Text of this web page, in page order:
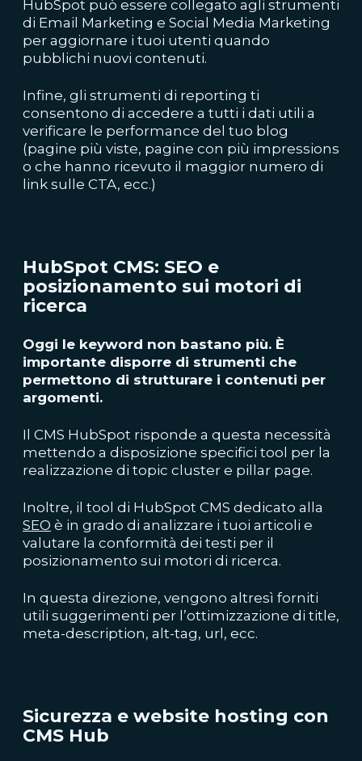
HubSpot può essere collegato agli strumenti
di Email Marketing e Social Media Marketing
per aggiornare i tuoi utenti quando
pubblichi nuovi contenuti.
Infine, gli strumenti di reporting ti
consentono di accedere a tutti i dati utili a
verificare le performance del tuo blog
(pagine più viste, pagine con più impressions
o che hanno ricevuto il maggior numero di
link sulle CTA, ecc.)
HubSpot CMS: SEO e
posizionamento sui motori di
ricerca
Oggi le keyword non bastano più. È
importante disporre di strumenti che
permettono di strutturare i contenuti per
argomenti.
Il CMS HubSpot risponde a questa necessità
mettendo a disposizione specifici tool per la
realizzazione di topic cluster e pillar page.
Inoltre, il tool di HubSpot CMS dedicato alla
SEO è in grado di analizzare i tuoi articoli e
valutare la conformità dei testi per il
posizionamento sui motori di ricerca.
In questa direzione, vengono altresì forniti
utili suggerimenti per l’ottimizzazione di title,
meta-description, alt-tag, url, ecc.
Sicurezza e website hosting con
CMS Hub